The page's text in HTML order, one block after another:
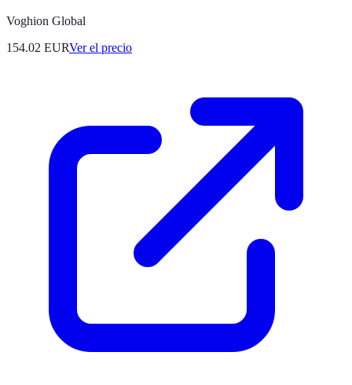
Voghion Global
154.02 EURVer el precio